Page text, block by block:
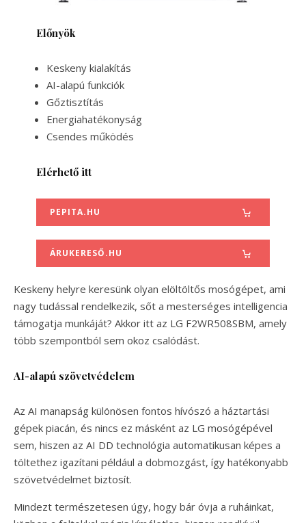
Előnyök
Keskeny kialakítás
AI-alapú funkciók
Gőztisztítás
Energiahatékonyság
Csendes működés
Elérhető itt
PEPITA.HU
ÁRUKERESŐ.HU
Keskeny helyre keresünk olyan elöltöltős mosógépet, ami
nagy tudással rendelkezik, sőt a mesterséges intelligencia
támogatja munkáját? Akkor itt az LG F2WR508SBM, amely
több szempontból sem okoz csalódást.
AI-alapú szövetvédelem
Az AI manapság különösen fontos hívószó a háztartási
gépek piacán, és nincs ez másként az LG mosógépével
sem, hiszen az AI DD technológia automatikusan képes a
töltethez igazítani például a dobmozgást, így hatékonyabb
szövetvédelmet biztosít.
Mindezt természetesen úgy, hogy bár óvja a ruháinkat,